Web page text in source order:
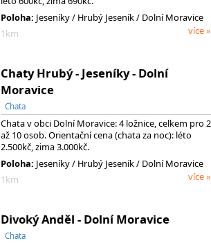
Poloha: Jeseníky/ Hrubý Jeseník/ Dolní Moravice
1km
více »
Chaty Hrubý - Jeseníky - Dolní
Moravice
Chata
Chata v obci Dolní Moravice: 4 ložnice, celkem pro 2
až 10 osob. Orientační cena (chata za noc): léto
2.500kč, zima 3.000kč.
Poloha: Jeseníky/ Hrubý Jeseník/ Dolní Moravice
1km
více »
Divoký Anděl - Dolní Moravice
Chata